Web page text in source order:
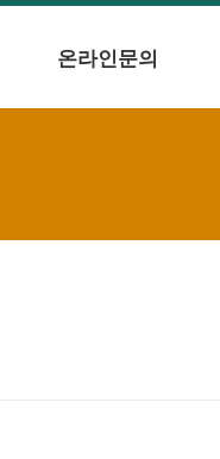
온라인문의